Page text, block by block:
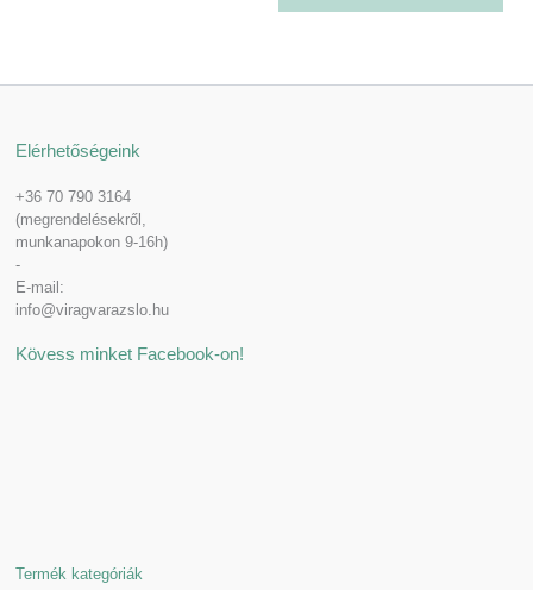
Elérhetőségeink
+36 70 790 3164
(megrendelésekről,
munkanapokon 9-16h)
-
E-mail:
info@viragvarazslo.hu
Kövess minket Facebook-on!
Termék kategóriák